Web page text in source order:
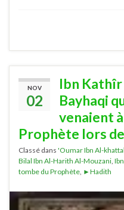
NOV
02
Ibn
Bayhaqi
venaient
Prophète lors
Classé dans 'Oumar Ibn Al-
Bilal Ibn Al-Harith Al-Mouzani,
tombe du Prophète, ►Hadith